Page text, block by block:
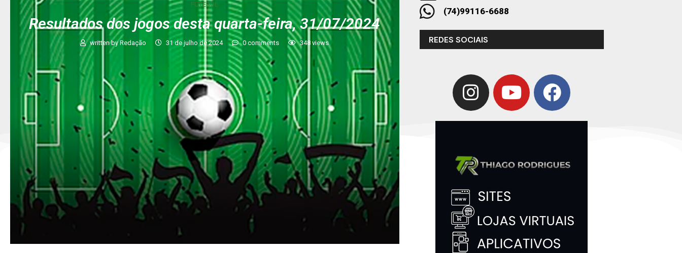
FUTEBOL
Resultados dos jogos desta quarta-feira, 31/07/2024
written byRedação 31 de julho de 2024 0 comments 348 views
(74)99116-6688
REDES SOCIAIS